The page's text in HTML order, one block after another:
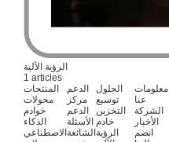
الرؤية الآلية
1 articles
المنتجات
محولات
خوادم
الذكاء
الاصطناعي
الدعم
مركز
الدعم
الأسئلة
الشائعة
الحلول
توسيع
التخزين
خادم
الرؤية
معلومات
عنا
الشركة
الأخبار
انضم